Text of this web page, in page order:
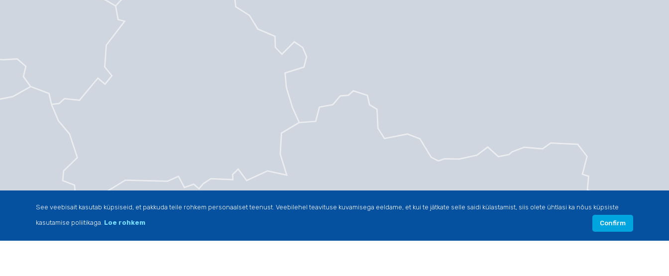
See veebisait kasutab küpsiseid, et pakkuda teile rohkem personaalset teenust. Veebilehel teavituse kuvamisega eeldame, et kui te jätkate selle saidi külastamist, siis olete ühtlasi ka nõus küpsiste
kasutamise poliitikaga. Loe rohkem Confirm